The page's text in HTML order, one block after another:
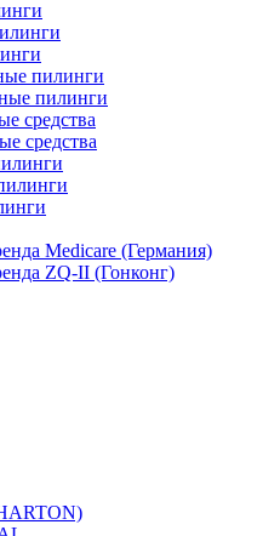
пилинги
пилинги
средства
средства
Medicare (Германия)
ZQ-II (Гонконг)